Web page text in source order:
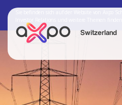
Switzerland
Search